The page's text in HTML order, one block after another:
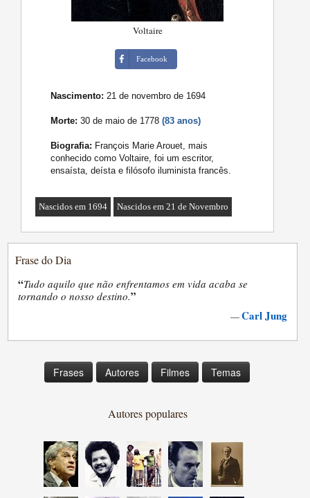
Voltaire
Facebook
Nascimento: 21 de novembro de 1694
Morte: 30 de maio de 1778(83 anos)
Biografia: François Marie Arouet, mais
conhecido como Voltaire, foi um escritor,
ensaísta, deísta e filósofo iluminista francês.
Nascidos em 1694 Nascidos em 21 de Novembro
Frase do Dia
“Tudo aquilo que não enfrentamos em vida acaba se
tornando o nosso destino.”
—Carl Jung
Frases Autores Filmes Temas
Autores populares